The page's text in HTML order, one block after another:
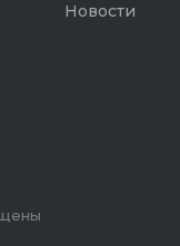
Новости